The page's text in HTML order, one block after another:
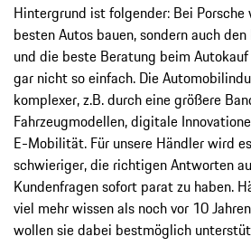
Hintergrund ist folgender: Bei
besten Autos bauen, sondern auch
und die beste Beratung beim
gar nicht so einfach. Die
komplexer, z.B. durch eine größere
Fahrzeugmodellen, digitale
E-Mobilität. Für unsere Händler wird
schwieriger, die richtigen Antworten
Kundenfragen sofort parat zu haben.
viel mehr wissen als noch vor 10
wollen sie dabei bestmöglich